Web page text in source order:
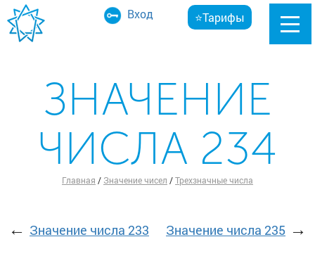
Вход ⭐Тарифы
ЗНАЧЕНИЕ
ЧИСЛА 234
Главная / Значение чисел /Трехзначные числа
← Значение числа 233 Значение числа 235 →